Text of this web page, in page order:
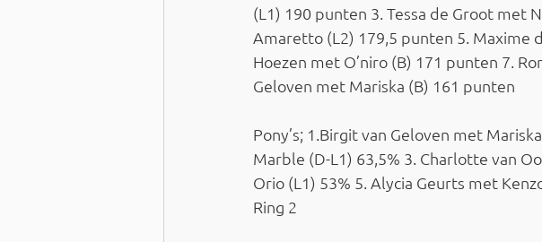
(L1) 190 punten 3. Tessa de Groot met
Amaretto (L2) 179,5 punten 5. Maxime
Hoezen met O’niro (B) 171 punten 7.
Geloven met Mariska (B) 161 punten
Pony’s; 1.Birgit van Geloven met
Marble (D-L1) 63,5% 3. Charlotte van
Orio (L1) 53% 5. Alycia Geurts met
Ring 2